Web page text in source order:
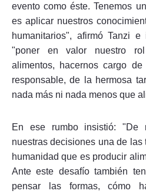
evento como éste. Tenemos
es aplicar nuestros
humanitarios", afirmó Tanzi
"poner en valor nuestro
alimentos, hacernos cargo
responsable, de la hermosa
nada más ni nada menos que
En ese rumbo insistió: "De
nuestras decisiones una de las
humanidad que es producir
Ante este desafío también
pensar las formas, cómo